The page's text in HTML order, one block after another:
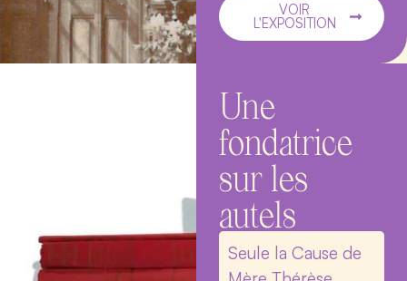
VOIR
L'EXPOSITION
Une
fondatrice
sur les
autels
Seule la Cause de